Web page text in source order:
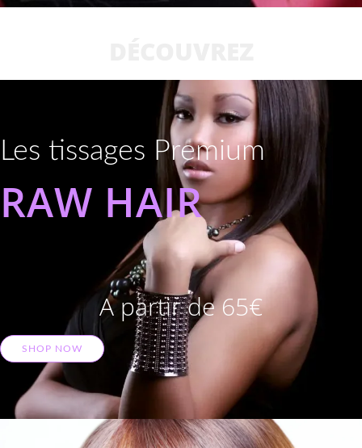
Les tissages Premium
RAW HAIR
A partir de 65€
SHOP NOW